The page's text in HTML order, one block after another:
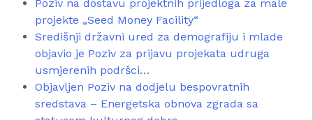
Poziv na dostavu projektnih prijedloga za male
projekte „Seed Money Facility“
Središnji državni ured za demografiju i mlade
objavio je Poziv za prijavu projekata udruga
usmjerenih podršci…
Objavljen Poziv na dodjelu bespovratnih
sredstava – Energetska obnova zgrada sa